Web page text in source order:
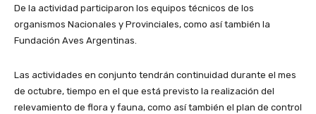
De la actividad participaron los equipos técnicos de los
organismos Nacionales y Provinciales, como así también la
Fundación Aves Argentinas.
Las actividades en conjunto tendrán continuidad durante el mes
de octubre, tiempo en el que está previsto la realización del
relevamiento de flora y fauna, como así también el plan de control